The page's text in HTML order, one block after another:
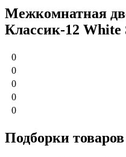
Межкомнатная
Классик-12
0
0
0
0
0
Подборки